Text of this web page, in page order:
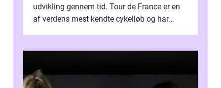
udvikling gennem tid. Tour de France er en
af verdens mest kendte cykelløb og har